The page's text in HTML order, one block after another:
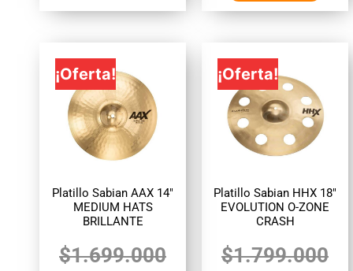
¡Oferta!
Platillo Sabian AAX 14″
MEDIUM HATS
BRILLANTE
$1.699.000
¡Oferta!
Platillo Sabian HHX 18″
EVOLUTION O-ZONE
CRASH
$1.799.000